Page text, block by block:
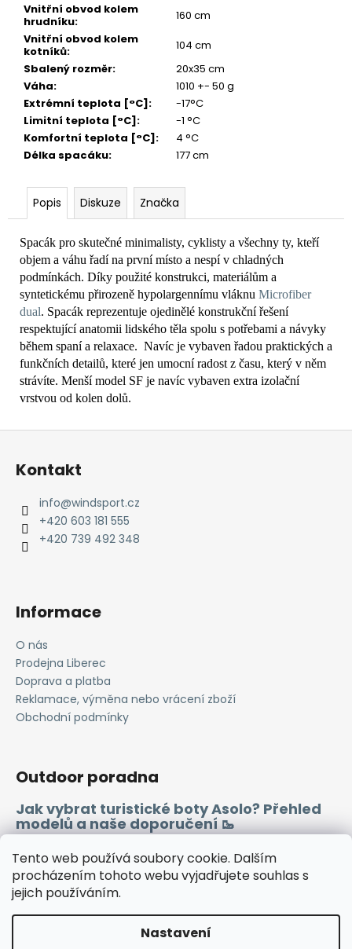
Tento web používá soubory cookie. Dalším
procházením tohoto webu vyjadřujete souhlas s
jejich používáním.
Nastavení
Vnitřní obvod kolem
hrudníku:
160 cm
Vnitřní obvod kolem
kotníků:
104 cm
Sbalený rozměr:
20x35 cm
Váha:
1010 +- 50 g
Extrémní teplota [°C]:
-17°C
Limitní teplota [°C]:
-1 °C
Komfortní teplota [°C]:
4 °C
Délka spacáku: 177 cm
Popis Diskuze Značka
Spacák pro skutečné minimalisty, cyklisty a všechny ty, kteří
objem a váhu řadí na první místo a nespí v chladných
podmínkách. Díky použité konstrukci, materiálům a
syntetickému přirozeně hypolargennímu vláknu Microfiber
dual. Spacák reprezentuje ojedinělé konstrukční řešení
respektující anatomii lidského těla spolu s potřebami a návyky
během spaní a relaxace. Navíc je vybaven řadou praktických a
funkčních detailů, které jen umocní radost z času, který v něm
strávíte. Menší model SF je navíc vybaven extra izolační
vrstvou od kolen dolů.
Z
Kontakt
info@windsport.cz
+420 603 181 555
+420 739 492 348
Informace
O nás
Prodejna Liberec
Doprava a platba
Reklamace, výměna nebo vrácení zboží
Obchodní podmínky
Outdoor poradna
Jak vybrat turistické boty Asolo? Přehled
modelů a naše doporučení 🥾